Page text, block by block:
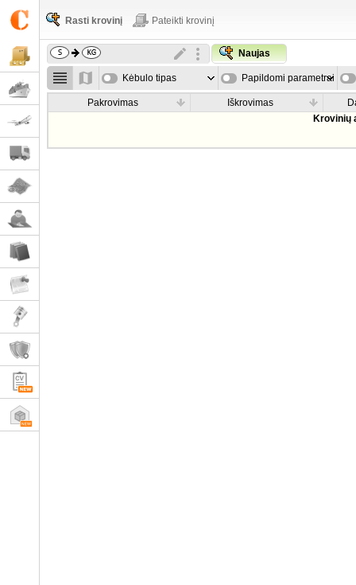
Rasti krovinį Pateikti krovinį
Naujas
Kėbulo tipas Papildomi parametrai
Pakrovimas Iškrovimas
Krovinių